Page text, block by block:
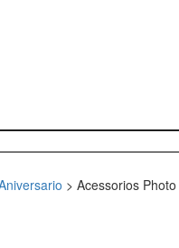
> Acessorios